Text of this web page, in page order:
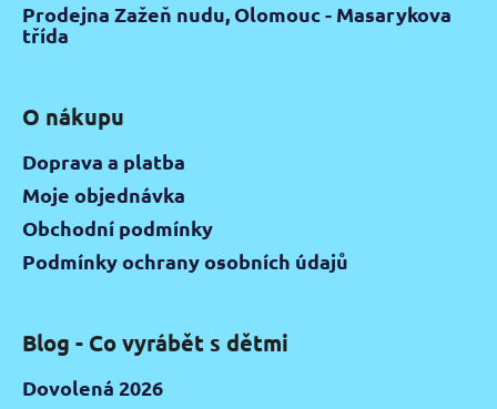
Prodejna Zažeň nudu, Olomouc - Masarykova
třída
O nákupu
Doprava a platba
Moje objednávka
Obchodní podmínky
Podmínky ochrany osobních údajů
Blog - Co vyrábět s dětmi
Dovolená 2026